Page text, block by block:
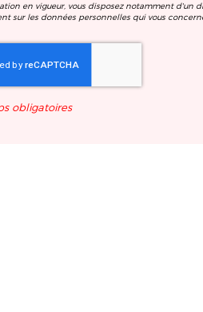
en vigueur, vous disposez notamment d'un
sur les données personnelles qui vous
obligatoires